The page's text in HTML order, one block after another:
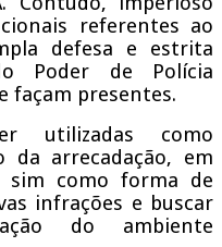
referentes ao
defesa e estrita
Poder de Polícia
façam presentes.
utilizadas como
da arrecadação, em
sim como forma de
infrações e buscar
do ambiente